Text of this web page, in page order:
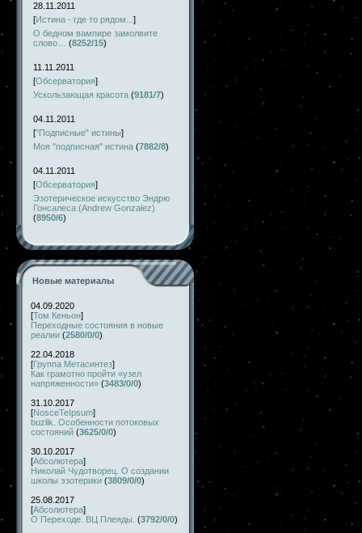
28.11.2011
[Истина - где то рядом... ]
О бедном вампире замолвите
слово…
(8252/15)
11.11.2011
[Обсерватория]
Ускользающая красота (9181/7)
04.11.2011
["Подписные" истины]
Моя "подписная" истина (7882/8)
04.11.2011
[Обсерватория]
Эзотерическое искусство Эндрю
Гонсалеса (Andrew Gonzalez)
(8950/6)
Новые материалы
04.09.2020
[Том Кеньон]
Переходные состояния в новые
реалии (2580/0/0)
22.04.2018
[Группа Метасинтез]
Как грамотно пройти «узел
напряженности» (3483/0/0)
31.10.2017
[NosceTeIpsum]
buzlik. Особенности потоковых
состояний (3625/0/0)
30.10.2017
[Абсолютера]
Николай Чудотворец. О создании
школы эзотерики (3809/0/0)
25.08.2017
[Абсолютера]
О Переходе. ВЦ Плеяды. (3792/0/0)